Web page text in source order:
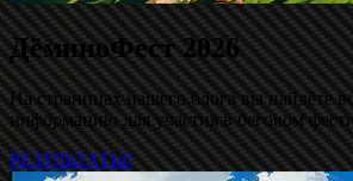
ДёминоФест 2026
На страницах нашего блога вы найдёте
информацию для участия в беговом
РЕЗУЛЬТАТЫ!